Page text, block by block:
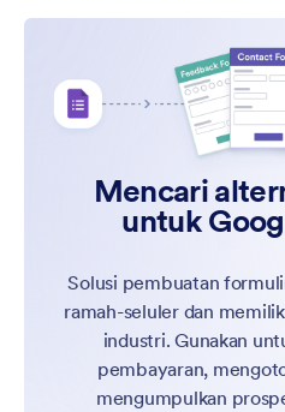
Mencari
untuk
Solusi pembuatan
ramah-seluler dan
industri. Gunakan
pembayaran,
mengumpulkan